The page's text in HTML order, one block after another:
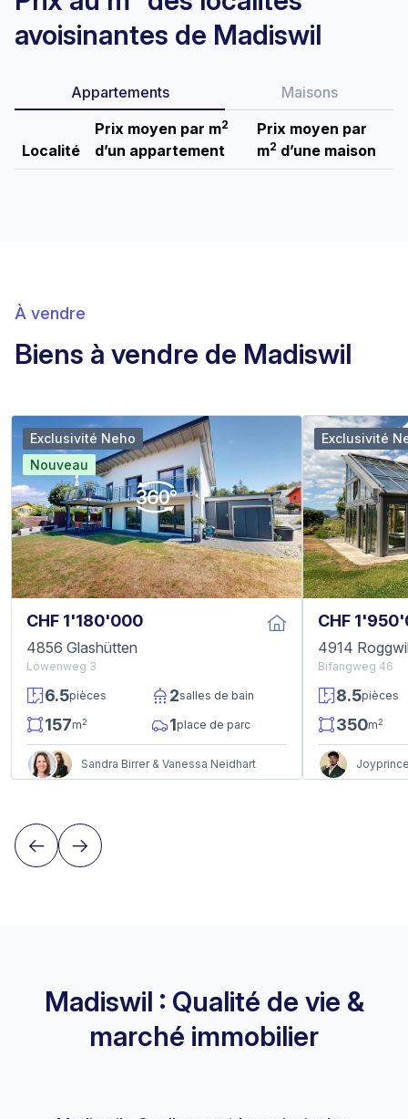
avoisinantes de Madiswil
Appartements Maisons
Localité
Prix moyen par m2
d’un appartement
Prix moyen par
m2 d’une maison
À vendre
Biens à vendre de Madiswil
CHF 1'180'000
4856 Glashütten
Löwenweg 3
6.5pièces 2salles de bain
157m2 1place de parc
Sandra Birrer & Vanessa Neidhart
Exclusivité Neho
Nouveau
CHF
4914
Bifangweg 46
8.5pièces
350m2
Exclusivité
Madiswil : Qualité de vie &
marché immobilier